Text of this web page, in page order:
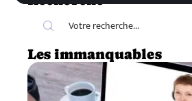
Les immanquables